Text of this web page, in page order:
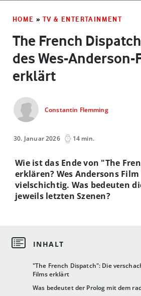
HOME » TV & ENTERTAINMENT
The French
des Wes-Anderson-
erklärt
Constantin Flemming
30. Januar 2026 14 min.
"The French Dispatch": Die
Films erklärt
Was bedeutet der Prolog mit dem
Wie ist das Ende von "The
erklären? Wes Andersons
vielschichtig. Was bedeuten
jeweils letzten Szenen?